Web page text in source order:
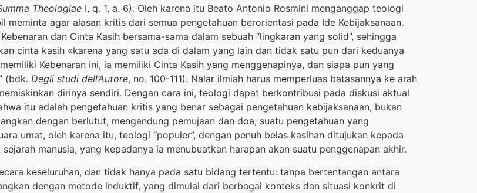
Theologiae I, q. 1, a. 6). Oleh karena itu Beato Antonio Rosmini menganggap teologi
meminta agar alasan kritis dari semua pengetahuan berorientasi pada Ide Kebijaksanaan.
dan Cinta Kasih bersama-sama dalam sebuah “lingkaran yang solid”, sehingga
cinta kasih «karena yang satu ada di dalam yang lain dan tidak satu pun dari keduanya
Kebenaran ini, ia memiliki Cinta Kasih yang menggenapinya, dan siapa pun yang
(bdk. Degli studi dell’Autore, no. 100-111). Nalar ilmiah harus memperluas batasannya ke arah
dirinya sendiri. Dengan cara ini, teologi dapat berkontribusi pada diskusi aktual
itu adalah pengetahuan kritis yang benar sebagai pengetahuan kebijaksanaan, bukan
dengan berlutut, mengandung pemujaan dan doa; suatu pengetahuan yang
umat, oleh karena itu, teologi “populer”, dengan penuh belas kasihan ditujukan kepada
manusia, yang kepadanya ia menubuatkan harapan akan suatu penggenapan akhir.
keseluruhan, dan tidak hanya pada satu bidang tertentu: tanpa bertentangan antara
dengan metode induktif, yang dimulai dari berbagai konteks dan situasi konkrit di